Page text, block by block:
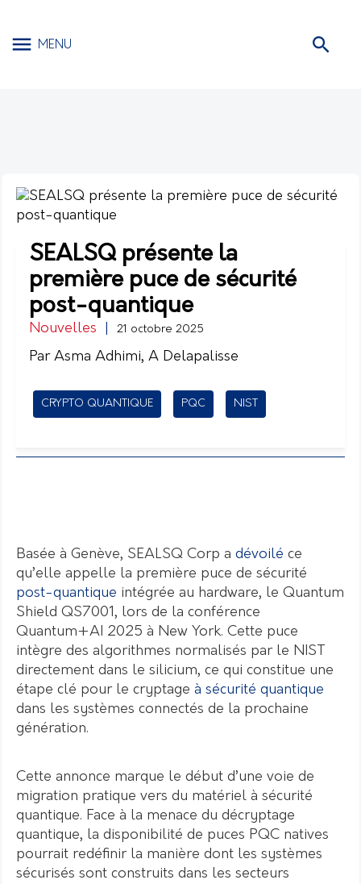
MENU
SEALSQ présente la
première puce de sécurité
post-quantique
Nouvelles 21 octobre 2025
Par Asma Adhimi, A Delapalisse
CRYPTO QUANTIQUE PQC NIST
Basée à Genève, SEALSQ Corp a dévoilé ce
qu’elle appelle la première puce de sécurité
post-quantique intégrée au hardware, le Quantum
Shield QS7001, lors de la conférence
Quantum+AI 2025 à New York. Cette puce
intègre des algorithmes normalisés par le NIST
directement dans le silicium, ce qui constitue une
étape clé pour le cryptage à sécurité quantique
dans les systèmes connectés de la prochaine
génération.
Cette annonce marque le début d’une voie de
migration pratique vers du matériel à sécurité
quantique. Face à la menace du décryptage
quantique, la disponibilité de puces PQC natives
pourrait redéfinir la manière dont les systèmes
sécurisés sont construits dans les secteurs